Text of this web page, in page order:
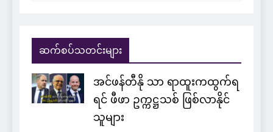
ဆက်စပ်သတင်းများ
အင်ဖန်တီနို သာ ရာထူးကထွက်ရ
ရင် ဖီဖာ ဥက္ကဋ္ဌသစ် ဖြစ်လာနိုင်
သူများ